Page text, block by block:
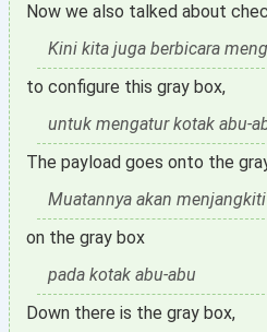
Now we also talked about
Kini kita juga berbicara
to configure this gray box,
untuk mengatur kotak abu-
The payload goes onto the
Muatannya akan
on the gray box
pada kotak abu-abu
Down there is the gray box,